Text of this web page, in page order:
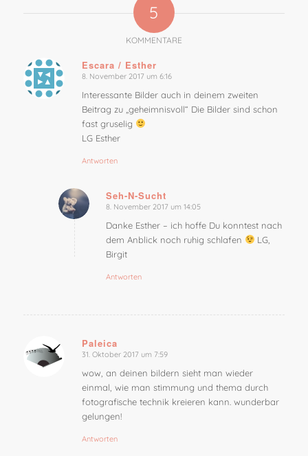
5
KOMMENTARE
Escara / Esther
sagte:
8. November 2017 um 6:16
Interessante Bilder auch in deinem zweiten
Beitrag zu „geheimnisvoll“ Die Bilder sind schon
fast gruselig
LG Esther
Antworten
Seh-N-Sucht
sagte:
8. November 2017 um 14:05
Danke Esther – ich hoffe Du konntest nach
dem Anblick noch ruhig schlafen
LG,
Birgit
Antworten
Paleica
sagte:
31. Oktober 2017 um 7:59
wow, an deinen bildern sieht man wieder
einmal, wie man stimmung und thema durch
fotografische technik kreieren kann. wunderbar
gelungen!
Antworten